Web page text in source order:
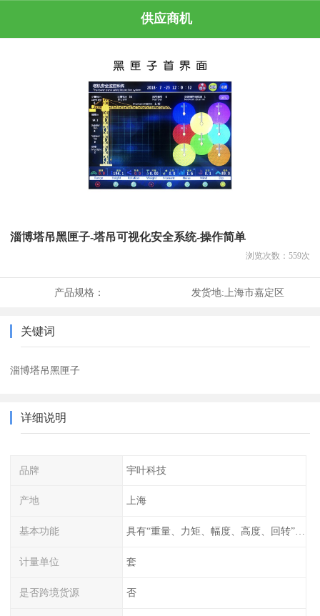
供应商机
淄博塔吊黑匣子-塔吊可视化安全系统-操作简单
浏览次数： 559次
产品规格： 发货地:上海市嘉定区
关键词
淄博塔吊黑匣子
详细说明
品牌 宇叶科技
产地 上海
基本功能 具有“重量、力矩、幅度、高度、回转”等参数的显示、记录、报警功
计量单位 套
是否跨境货源 否